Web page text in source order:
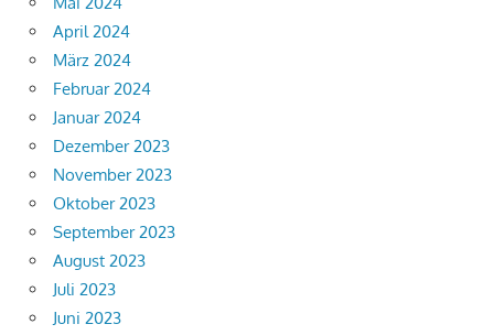
April 2024
März 2024
Februar 2024
Januar 2024
Dezember 2023
November 2023
Oktober 2023
September 2023
August 2023
Juli 2023
Juni 2023